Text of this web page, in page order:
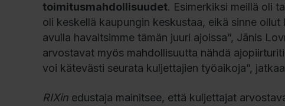
toimitusmahdollisuudet. Esimerkiksi meillä oli
oli keskellä kaupungin keskustaa, eikä sinne
avulla havaitsimme tämän juuri ajoissa”, Jānis
arvostavat myös mahdollisuutta nähdä
voi kätevästi seurata kuljettajien työaikoja”,
RIXin edustaja mainitsee, että kuljettajat